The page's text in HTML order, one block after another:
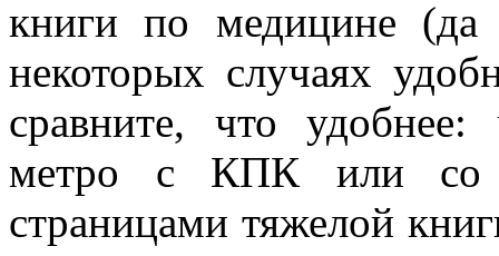
книги по медицине
некоторых случаях
сравните, что удобнее:
метро с КПК или со
страницами тяжелой